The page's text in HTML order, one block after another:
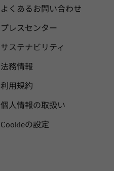
よくあるお問い合わせ
プレスセンター
サステナビリティ
法務情報
利用規約
個人情報の取扱い
Cookieの設定